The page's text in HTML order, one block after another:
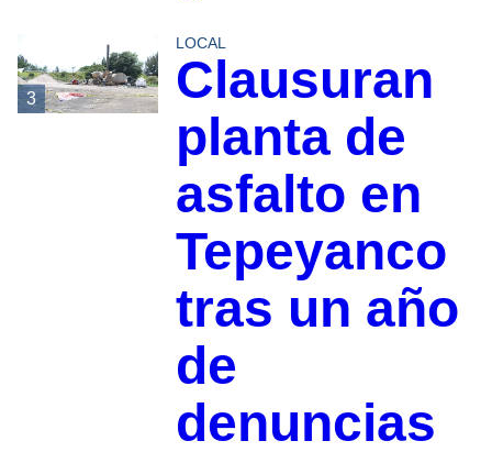
3
LOCAL
Clausuran
planta de
asfalto en
Tepeyanco
tras un año
de
denuncias